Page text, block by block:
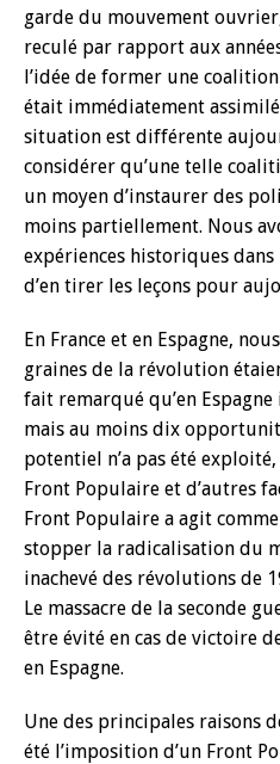
garde du mouvement
reculé par rapport aux
l’idée de former une
était immédiatement
situation est différente
considérer qu’une telle
un moyen d’instaurer des
moins partiellement. Nous
expériences historiques
d’en tirer les leçons pour
En France et en Espagne,
graines de la révolution
fait remarqué qu’en Espagne
mais au moins dix
potentiel n’a pas été
Front Populaire et d’autres
Front Populaire a agit
stopper la radicalisation du
inachevé des révolutions de
Le massacre de la seconde
être évité en cas de victoire
en Espagne.
Une des principales raisons
été l’imposition d’un Front